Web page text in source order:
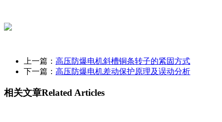
上一篇： 高压防爆电机斜槽铜条转子的紧固方式
下一篇： 高压防爆电机差动保护原理及误动分析
相关文章Related Articles